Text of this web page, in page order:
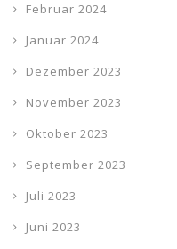
Februar 2024
Januar 2024
Dezember 2023
November 2023
Oktober 2023
September 2023
Juli 2023
Juni 2023